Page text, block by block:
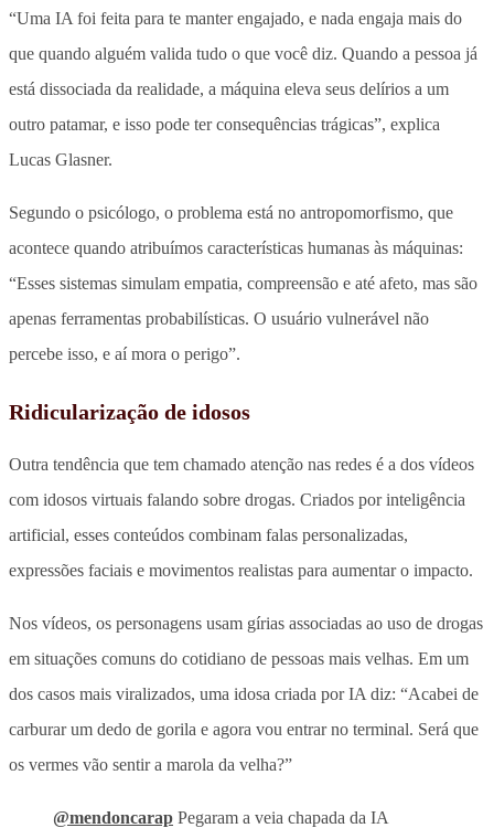
“Uma IA foi feita para te manter engajado, e nada engaja mais do
que quando alguém valida tudo o que você diz. Quando a pessoa já
está dissociada da realidade, a máquina eleva seus delírios a um
outro patamar, e isso pode ter consequências trágicas”, explica
Lucas Glasner.
Segundo o psicólogo, o problema está no antropomorfismo, que
acontece quando atribuímos características humanas às máquinas:
“Esses sistemas simulam empatia, compreensão e até afeto, mas são
apenas ferramentas probabilísticas. O usuário vulnerável não
percebe isso, e aí mora o perigo”.
Ridicularização de idosos
Outra tendência que tem chamado atenção nas redes é a dos vídeos
com idosos virtuais falando sobre drogas. Criados por inteligência
artificial, esses conteúdos combinam falas personalizadas,
expressões faciais e movimentos realistas para aumentar o impacto.
Nos vídeos, os personagens usam gírias associadas ao uso de drogas
em situações comuns do cotidiano de pessoas mais velhas. Em um
dos casos mais viralizados, uma idosa criada por IA diz: “Acabei de
carburar um dedo de gorila e agora vou entrar no terminal. Será que
os vermes vão sentir a marola da velha?”
@mendoncarap Pegaram a veia chapada da IA